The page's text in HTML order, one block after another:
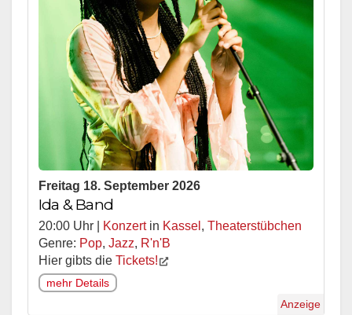
Freitag 18. September 2026
Ida & Band
20:00 Uhr | Konzertin Kassel , Theaterstübchen
Genre: Pop, Jazz, R'n'B
Hier gibts die Tickets!
mehr Details
Anzeige